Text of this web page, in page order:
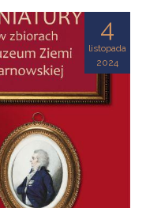
4
listopada
2024